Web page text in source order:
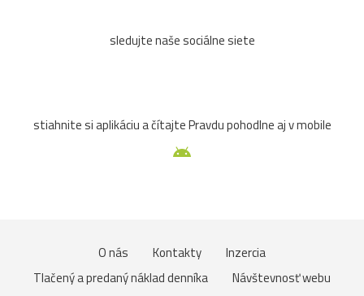
sledujte naše sociálne siete
stiahnite si aplikáciu a čítajte Pravdu pohodlne aj v mobile
O nás Kontakty
Inzercia
Tlačený a predaný náklad denníka
Návštevnosť webu